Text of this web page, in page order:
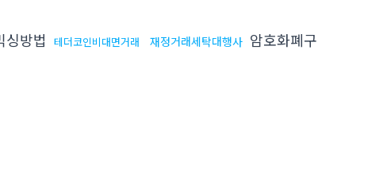
싱방법 테더코인비대면거래 재정거래세탁대행사 암호화폐구